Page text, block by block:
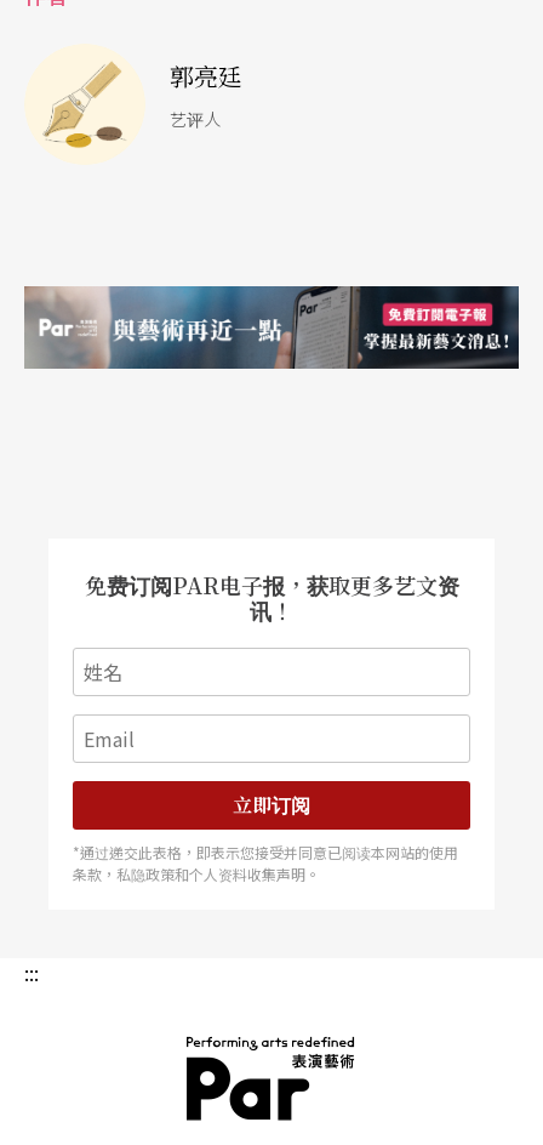
我以为是呕吐，细听之下原来是在漱口刷牙，他们
在黑暗中清洗自己。或者应该说，他们让黑暗清洗
了我们集体，因为接著，我们看到漆黑的身影缓缓
谢幕，静静离开，可是没有人鼓掌，没有人想破坏
我甚至想说，这是剧场透过空的空间，让我们察觉
出惯例走，就让这出戏到了最后还是需要掌声，枉
费它刚刚才让我们面临深沉的黑暗，却觉得不需要
恐惧，不需要一切。
郭亮廷
艺评人
免费订阅PAR电子报，获取更多艺文资
讯！
立即订阅
*通过递交此表格，即表示您接受并同意已阅读本网站的使用
条款，私隐政策和个人资料收集声明。
:::